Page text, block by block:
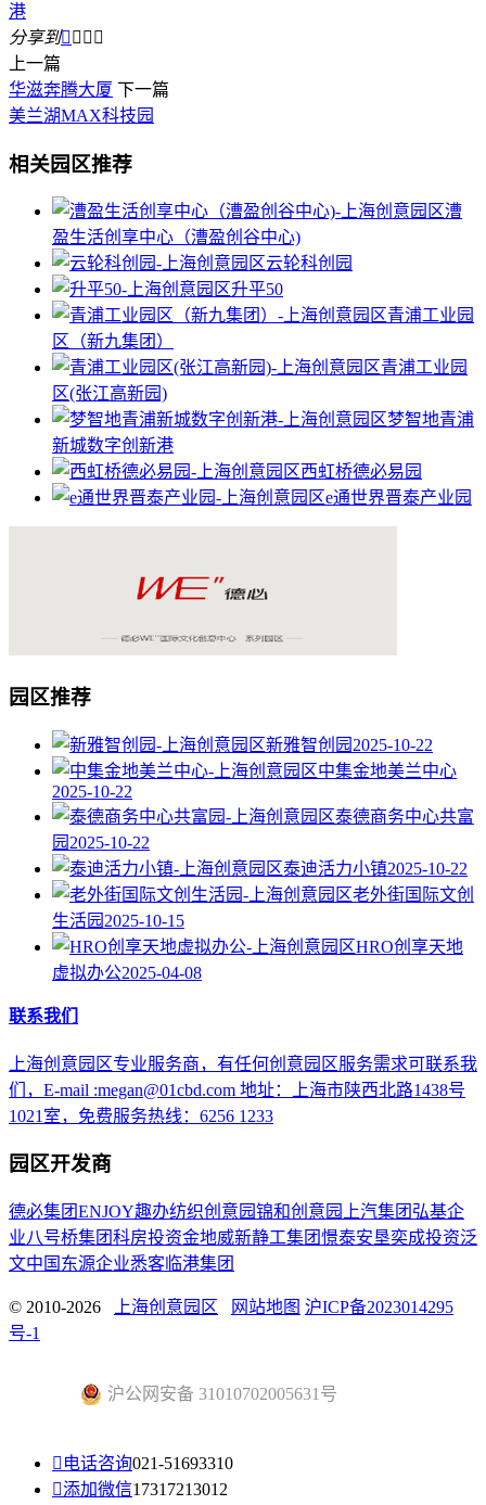
港
分享到   
上一篇
华滋奔腾大厦 下一篇
美兰湖MAX科技园
相关园区推荐
漕
盈生活创享中心（漕盈创谷中心)
云轮科创园
升平50
青浦工业园
区（新九集团）
青浦工业园
区(张江高新园)
梦智地青浦
新城数字创新港
西虹桥德必易园
e通世界晋泰产业园
园区推荐
新雅智创园 2025-10-22
中集金地美兰中心
2025-10-22
泰德商务中心共富
园 2025-10-22
泰迪活力小镇2025-10-22
老外街国际文创
生活园 2025-10-15
HRO创享天地
虚拟办公2025-04-08
联系我们
上海创意园区专业服务商，有任何创意园区服务需求可联系我
们，E-mail :megan@01cbd.com 地址：上海市陕西北路1438号
1021室，免费服务热线：6256 1233
园区开发商
德必集团ENJOY趣办纺织创意园锦和创意园 上汽集团 弘基企
业八号桥集团科房投资金地威新静工集团憬泰安垦奕成投资泛
文中国 东源企业悉客 临港集团
© 2010-2026 上海创意园区 网站地图 沪ICP备2023014295
号-1
沪公网安备 31010702005631号
 电话咨询021-51693310
添加微信17317213012